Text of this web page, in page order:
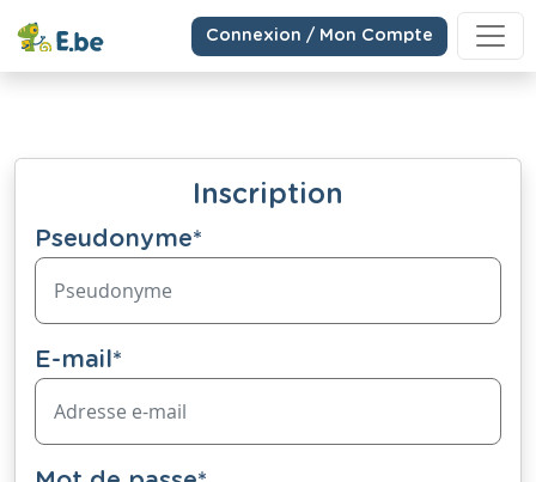
Connexion / Mon Compte
Inscription
Pseudonyme*
E-mail*